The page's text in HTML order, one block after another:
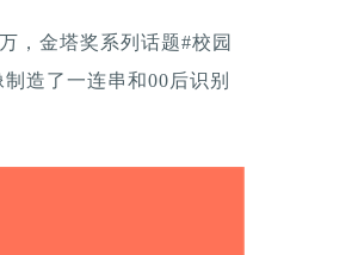
，金塔奖系列话题#校园
造了一连串和00后识别